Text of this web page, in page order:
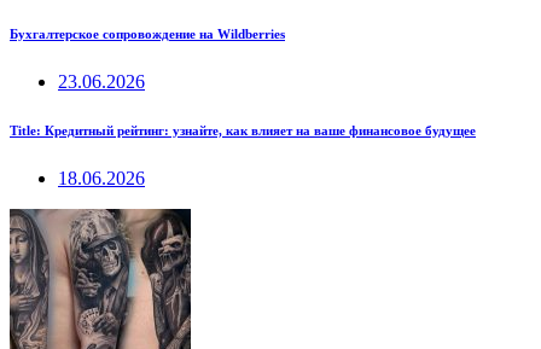
Бухгалтерское сопровождение на Wildberries
23.06.2026
Title: Кредитный рейтинг: узнайте, как влияет на ваше финансовое будущее
18.06.2026